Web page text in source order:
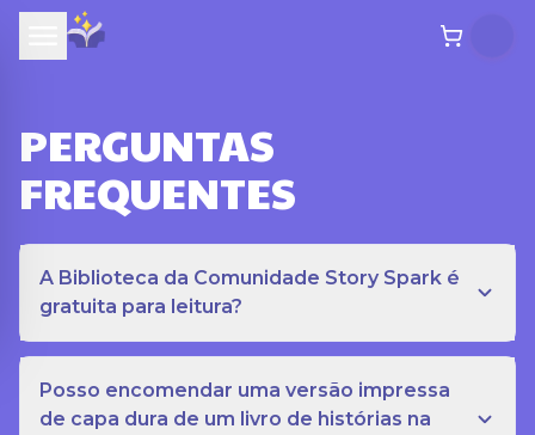
PERGUNTAS
FREQUENTES
A Biblioteca da Comunidade Story Spark é
gratuita para leitura?
Posso encomendar uma versão impressa
de capa dura de um livro de histórias na